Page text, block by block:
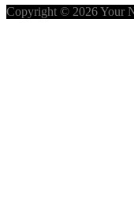
Copyright © 2026 Your